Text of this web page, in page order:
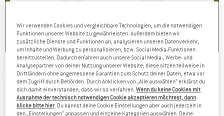
COTOPAXI -Women's Teca Fleece Vest -
Fleecepullover
(0)
Wir verwenden Cookies und vergleichbare Technologien, um die notwendigen
Funktionen unserer Website zu gewährleisten. Außerdem bieten wir
zusätzliche Dienste und Funktionen an, analysieren unseren Datenverkehr,
um Inhalte und Werbung zu personalisieren, bzw. Social Media-Funktionen
bereitzustellen. Dadurch erfahren auch unsere Social Media-, Werbe- und
Analysepartner von deiner Nutzung unserer Website; diese sitzen teilweise in
Drittländern ohne angemessene Garantien zum Schutz deiner Daten, etwa vor
dem Zugriff durch Behörden. Durch Anklicken von „Alle auswählen“ erklärst du
dich damit einverstanden, dass wir so verfahren.Wenn du keine Cookies mit
Ausnahme der technisch notwendigen Cookie akzeptieren möchtest, dann
klicke bitte hier. Du kannst deine Cookie Einstellungen aber auch jederzeit in
den „Einstellungen“ anpassen und einzelne Kategorien auswählen. Deine